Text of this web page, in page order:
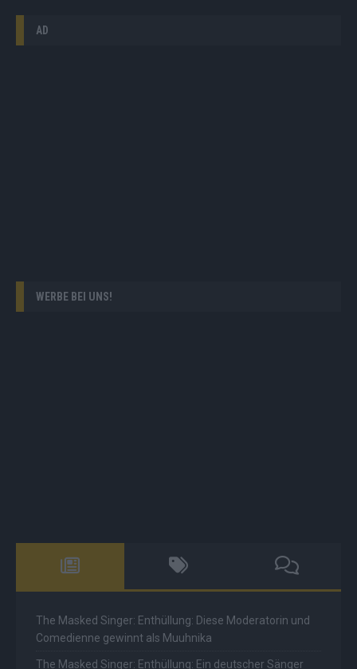
AD
WERBE BEI UNS!
The Masked Singer: Enthüllung: Diese Moderatorin und
Comedienne gewinnt als Muuhnika
The Masked Singer: Enthüllung: Ein deutscher Sänger